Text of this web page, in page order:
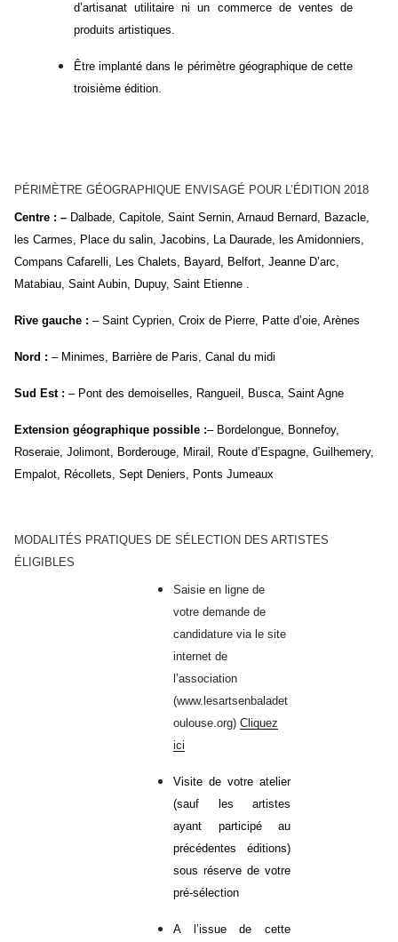
d’artisanat utilitaire ni un commerce de ventes de
produits artistiques.
Être implanté dans le périmètre géographique de cette
troisième édition.
PÉRIMÈTRE GÉOGRAPHIQUE ENVISAGÉ POUR L’ÉDITION 2018
Centre : – Dalbade, Capitole, Saint Sernin, Arnaud Bernard, Bazacle,
les Carmes, Place du salin, Jacobins, La Daurade, les Amidonniers,
Compans Cafarelli, Les Chalets, Bayard, Belfort, Jeanne D’arc,
Matabiau, Saint Aubin, Dupuy, Saint Etienne .
Rive gauche : – Saint Cyprien, Croix de Pierre, Patte d’oie, Arènes
Nord : – Minimes, Barrière de Paris, Canal du midi
Sud Est : – Pont des demoiselles, Rangueil, Busca, Saint Agne
Extension géographique possible :– Bordelongue, Bonnefoy,
Roseraie, Jolimont, Borderouge, Mirail, Route d’Espagne, Guilhemery,
Empalot, Récollets, Sept Deniers, Ponts Jumeaux
MODALITÉS PRATIQUES DE SÉLECTION DES ARTISTES
ÉLIGIBLES
Saisie en ligne de
votre demande de
candidature via le site
internet de
l’association
(www.lesartsenbaladet
oulouse.org) Cliquez
ici
Visite de votre atelier
(sauf les artistes
ayant participé au
précédentes éditions)
sous réserve de votre
pré-sélection
A l’issue de cette